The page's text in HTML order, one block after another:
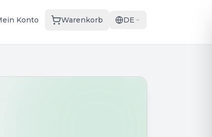
Konto Warenkorb DE